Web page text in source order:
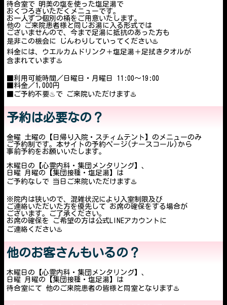
待合室で 明美の塩を使った塩足湯で
おくつろぎいただくメニューです。
お一人ずつ個別の桶をご用意いたします。
他の ご来院患者様と同じお湯に入る形式では
ございませんので、今まで足湯に抵抗のあった方も
是非この機会に じんわりしていってください♨️
料金には、ウエルカムドリンク＋塩足湯＋足拭きタオルが
含まれています♨️
■利用可能時間／日曜日・月曜日 11:00〜19:00
■料金／1,000円
■ご予約不要♨︎で ご来院いただけます♨️
予約は必要なの？
金曜 土曜の【日帰り入院・スチィムテント】のメニューのみ
ご予約制です。本サイトの予約ページ(ナースコール)から
事前予約をお願いいたします。
木曜日の【心霊内科・集団メンタリング】、
日曜 月曜の【集団接種・塩足湯】は
ご予約なしで 当日ご来院いただけます♨️
※院内は狭いので、混雑状況により入室制限及び
ご連絡いただいた方を優先して お席の確保をする場合が
ございます。ご了承ください。
お席の確保を ご希望の方は公式LINEアカウントに
ご連絡ください♨️
他のお客さんもいるの？
木曜日の【心霊内科・集団メンタリング】、
日曜 月曜の【集団接種・塩足湯】は
待合室にて 他のご来院患者の皆様と同室となります♨️